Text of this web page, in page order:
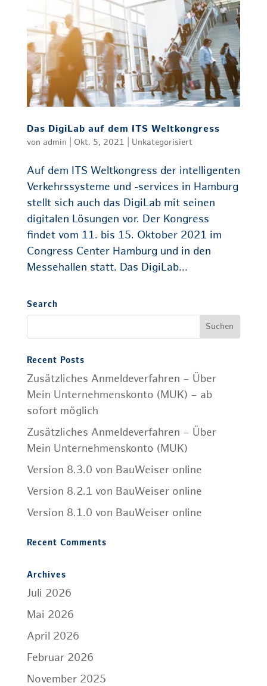
Das DigiLab auf dem ITS Weltkongress
von admin Okt. 5, 2021 Unkategorisiert
Auf dem ITS Weltkongress der intelligenten
Verkehrssysteme und -services in Hamburg
stellt sich auch das DigiLab mit seinen
digitalen Lösungen vor. Der Kongress
findet vom 11. bis 15. Oktober 2021 im
Congress Center Hamburg und in den
Messehallen statt. Das DigiLab...
Search
Recent Posts
Zusätzliches Anmeldeverfahren – Über
Mein Unternehmenskonto (MUK) – ab
sofort möglich
Zusätzliches Anmeldeverfahren – Über
Mein Unternehmenskonto (MUK)
Version 8.3.0 von BauWeiser online
Version 8.2.1 von BauWeiser online
Version 8.1.0 von BauWeiser online
Recent Comments
Archives
Juli 2026
Mai 2026
April 2026
Februar 2026
November 2025